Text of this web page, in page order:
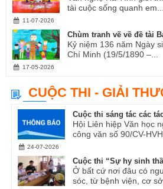
tài cuộc sống quanh em...
11-07-2026
Chùm tranh vẽ về đề tài
Kỷ niệm 136 năm Ngày
Chí Minh (19/5/1890 –...
17-05-2026
CUỘC THI - GIẢI
Cuộc thi sáng tác các
Hội Liên hiệp Văn học
công văn số 90/CV-
24-07-2026
Cuộc thi “Sự hy sinh
Ở bất cứ nơi đâu có
sóc, từ bệnh viện, cơ